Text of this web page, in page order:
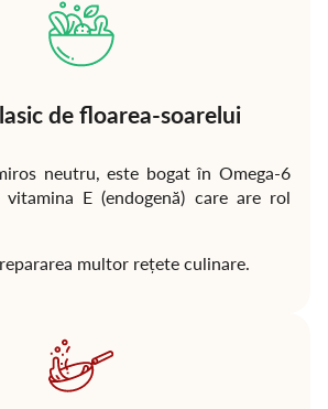
de floarea-soarelui
neutru, este bogat în Omega-6
E (endogenă) care are rol
multor rețete culinare.